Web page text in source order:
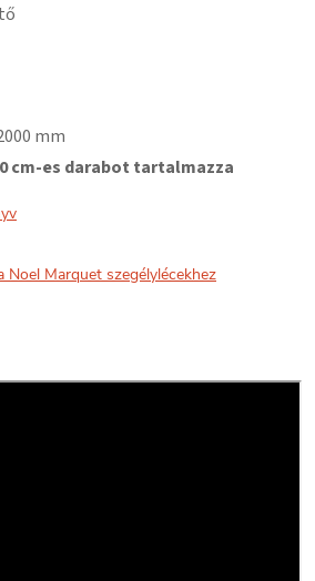
mm
cm-es darabot tartalmazza
Noel Marquet szegélylécekhez